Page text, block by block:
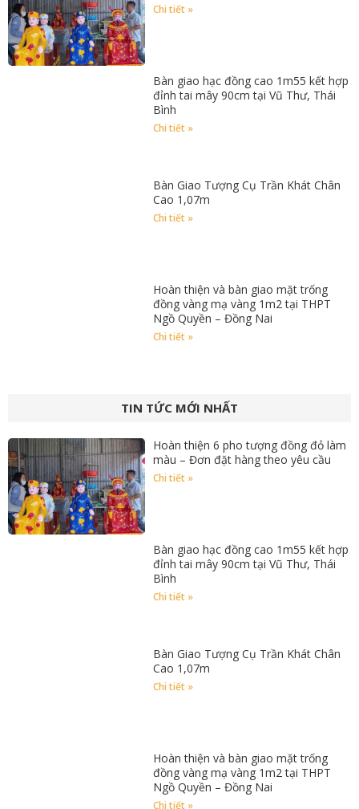
Chi tiết »
Bàn giao hạc đồng cao 1m55 kết hợp
đỉnh tai mây 90cm tại Vũ Thư, Thái
Bình
Chi tiết »
Bàn Giao Tượng Cụ Trần Khát Chân
Cao 1,07m
Chi tiết »
Hoàn thiện và bàn giao mặt trống
đồng vàng mạ vàng 1m2 tại THPT
Ngồ Quyền – Đồng Nai
Chi tiết »
TIN TỨC MỚI NHẤT
Hoàn thiện 6 pho tượng đồng đỏ làm
màu – Đơn đặt hàng theo yêu cầu
Chi tiết »
Bàn giao hạc đồng cao 1m55 kết hợp
đỉnh tai mây 90cm tại Vũ Thư, Thái
Bình
Chi tiết »
Bàn Giao Tượng Cụ Trần Khát Chân
Cao 1,07m
Chi tiết »
Hoàn thiện và bàn giao mặt trống
đồng vàng mạ vàng 1m2 tại THPT
Ngồ Quyền – Đồng Nai
Chi tiết »